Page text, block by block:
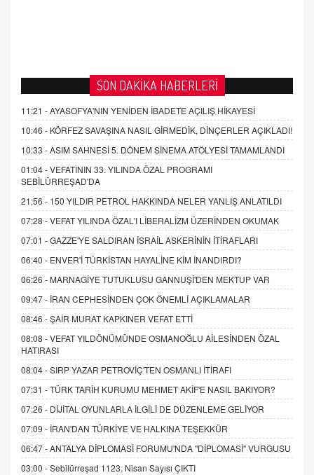
SON DAKİKA HABERLERİ
11:21 -AYASOFYA'NIN YENİDEN İBADETE AÇILIŞ HİKAYESİ
10:46 - KÖRFEZ SAVAŞINA NASIL GİRMEDİK, DİNÇERLER AÇIKLADI!
10:33 -ASIM SAHNESİ 5. DÖNEM SİNEMA ATÖLYESİ TAMAMLANDI
01:04 -VEFATININ 33. YILINDA ÖZAL PROGRAMI
SEBİLÜRREŞAD'DA
21:56 - 150 YILDIR PETROL HAKKINDA NELER YANLIŞ ANLATILDI
07:28 -VEFAT YILINDA ÖZAL'I LİBERALİZM ÜZERİNDEN OKUMAK
07:01 -GAZZE'YE SALDIRAN İSRAİL ASKERİNİN İTİRAFLARI
06:40 - ENVER'İ TÜRKİSTAN HAYALİNE KİM İNANDIRDI?
06:26 - MARNAGİYE TUTUKLUSU GANNUŞİ'DEN MEKTUP VAR
09:47 - İRAN CEPHESİNDEN ÇOK ÖNEMLİ AÇIKLAMALAR
08:46 -ŞAİR MURAT KAPKINER VEFAT ETTİ
08:08 -VEFAT YILDÖNÜMÜNDE OSMANOĞLU AİLESİNDEN ÖZAL
HATIRASI
08:04 -SIRP YAZAR PETROVİÇ'TEN OSMANLI İTİRAFI
07:31 -TÜRK TARİH KURUMU MEHMET AKİF'E NASIL BAKIYOR?
07:26 - DİJİTAL OYUNLARLA İLGİLİ DE DÜZENLEME GELİYOR
07:09 - İRAN'DAN TÜRKİYE VE HALKINA TEŞEKKÜR
06:47 -ANTALYA DİPLOMASİ FORUMU'NDA "DİPLOMASİ" VURGUSU
03:00 -Sebilürreşad 1123. Nisan Sayısı ÇIKTI